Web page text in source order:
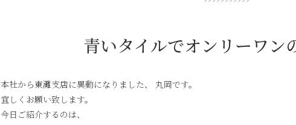
青いタイルでオンリーワン
本社から東灘支店に異動になりました、 丸岡です。
宜しくお願い致します。
今日ご紹介するのは、